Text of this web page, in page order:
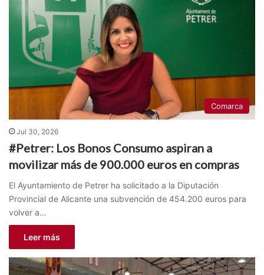
Comarca
Jul 30, 2026
#Petrer: Los Bonos Consumo aspiran a
movilizar más de 900.000 euros en compras
El Ayuntamiento de Petrer ha solicitado a la Diputación
Provincial de Alicante una subvención de 454.200 euros para
volver a…
Leer más